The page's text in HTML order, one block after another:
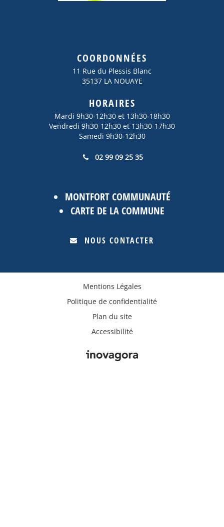
COORDONNÉES
11 Rue du Plessis Blanc
35137 LA NOUAYE
HORAIRES
Mardi 9h30-12h30 et 13h30-18h30
Vendredi 9h30-12h30 et 13h30-17h30
Samedi 9h30-12h30
02 99 09 25 35
MONTFORT COMMUNAUTÉ
CARTE DE LA COMMUNE
NOUS CONTACTER
Mentions Légales
Politique de confidentialité
Plan du site
Accessibilité